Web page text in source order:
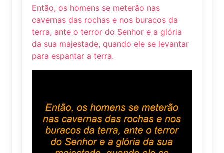
Então, os homens se meterão nas
cavernas das rochas e nos buracos da
terra, ante o terror do Senhor e a glória
da sua majestade, quando ele se levantar
para espantar a terra.